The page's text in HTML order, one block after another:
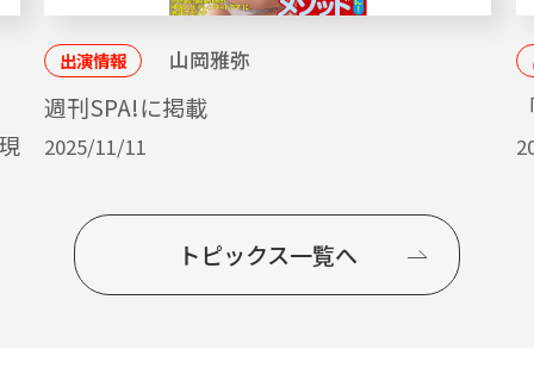
出演情報 山岡雅弥
週刊SPA!に掲載
2025/11/11
トピックス一覧へ